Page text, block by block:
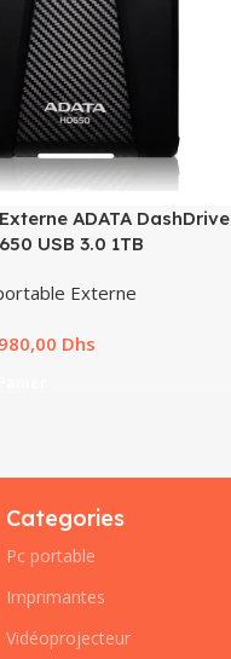
ADATA DashDrive
USB 3.0 1TB
Externe
980,00 Dhs
Categories
Pc portable
Imprimantes
Vidéoprojecteur